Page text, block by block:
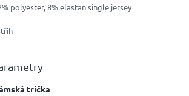
polyester, 8% elastan single jersey
trička